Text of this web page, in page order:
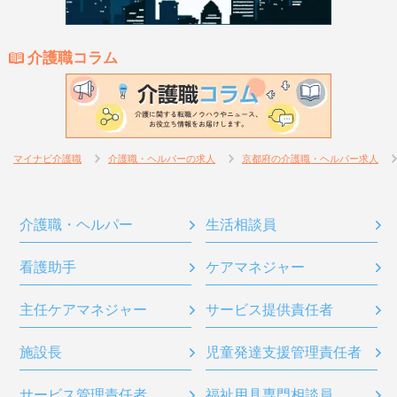
介護職コラム
マイナビ介護職 介護職・ヘルパーの求人 京都府の介護職・ヘルパー求人
介護職・ヘルパー 生活相談員
看護助手 ケアマネジャー
主任ケアマネジャー サービス提供責任者
施設長 児童発達支援管理責任者